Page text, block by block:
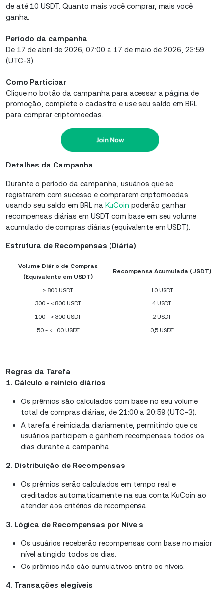
de até 10 USDT. Quanto mais você comprar, mais você
ganha.
Período da campanha
De 17 de abril de 2026, 07:00 a 17 de maio de 2026, 23:59
(UTC-3)
Como Participar
Clique no botão da campanha para acessar a página de
promoção, complete o cadastro e use seu saldo em BRL
para comprar criptomoedas.
Detalhes da Campanha
Durante o período da campanha, usuários que se
registrarem com sucesso e comprarem criptomoedas
usando seu saldo em BRL na KuCoin poderão ganhar
recompensas diárias em USDT com base em seu volume
acumulado de compras diárias (equivalente em USDT).
Estrutura de Recompensas (Diária)
Volume Diário de Compras
(Equivalente em USDT)
Recompensa Acumulada (USDT)
≥ 800 USDT
10 USDT
300 - < 800 USDT
4 USDT
100 - < 300 USDT
2 USDT
50 - < 100 USDT
0,5 USDT
Regras da Tarefa
1. Cálculo e reinício diários
Os prêmios são calculados com base no seu volume
total de compras diárias, de 21:00 a 20:59 (UTC-3).
A tarefa é reiniciada diariamente, permitindo que os
usuários participem e ganhem recompensas todos os
dias durante a campanha.
2. Distribuição de Recompensas
Os prêmios serão calculados em tempo real e
creditados automaticamente na sua conta KuCoin ao
atender aos critérios de recompensa.
3. Lógica de Recompensas por Níveis
Os usuários receberão recompensas com base no maior
nível atingido todos os dias.
Os prêmios não são cumulativos entre os níveis.
4. Transações elegíveis